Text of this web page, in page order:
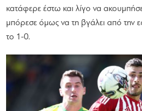
κατάφερε έστω και λίγο να
μπόρεσε όμως να τη βγάλει από την
το 1-0.